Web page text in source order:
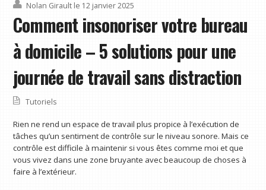
Nolan Girault le 12 janvier 2025
Comment insonoriser votre bureau
à domicile – 5 solutions pour une
journée de travail sans distraction
Tutoriels
Rien ne rend un espace de travail plus propice à l’exécution de
tâches qu’un sentiment de contrôle sur le niveau sonore. Mais ce
contrôle est difficile à maintenir si vous êtes comme moi et que
vous vivez dans une zone bruyante avec beaucoup de choses à
faire à l’extérieur.